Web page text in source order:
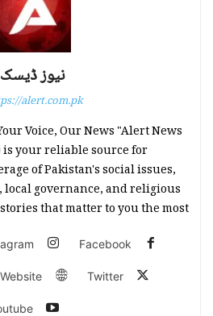
نیوز ڈیسک
alert.com.pk/
Voice, Our News "Alert News
is your reliable source for
of Pakistan's social issues,
governance, and religious
that matter to you the most."
Facebook
Twitter
Website